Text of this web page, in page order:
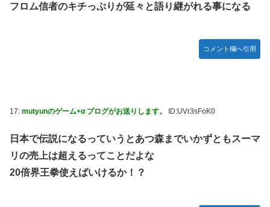
フロム信者のキチっぷりが延々と語り継がれる事になる
コメント欄へ引用
17: mutyunのゲーム+α ブログがお送りします。 ID:UVr3sFoK0
日本で伝説になるっていうとあつ森までいかずともスーマ
リの売上は超えるってことだよな
20倍界王拳使えばいけるか！？